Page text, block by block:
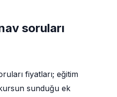
soruları
fiyatları; eğitim
sunduğu ek